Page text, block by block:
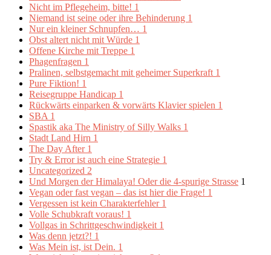
Nicht im Pflegeheim, bitte! 1
Niemand ist seine oder ihre Behinderung 1
Nur ein kleiner Schnupfen… 1
Obst altert nicht mit Würde 1
Offene Kirche mit Treppe 1
Phagenfragen 1
Pralinen, selbstgemacht mit geheimer Superkraft 1
Pure Fiktion! 1
Reisegruppe Handicap 1
Rückwärts einparken & vorwärts Klavier spielen 1
SBA 1
Spastik aka The Ministry of Silly Walks 1
Stadt Land Hirn 1
The Day After 1
Try & Error ist auch eine Strategie 1
Uncategorized 2
Und Morgen der Himalaya! Oder die 4-spurige Strasse 1
Vegan oder fast vegan – das ist hier die Frage! 1
Vergessen ist kein Charakterfehler 1
Volle Schubkraft voraus! 1
Vollgas in Schrittgeschwindigkeit 1
Was denn jetzt?! 1
Was Mein ist, ist Dein. 1